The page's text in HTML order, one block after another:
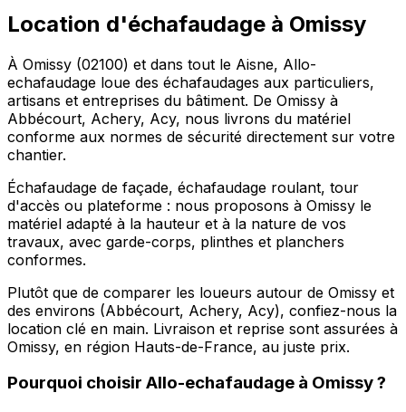
Location d'échafaudage à Omissy
À Omissy (02100) et dans tout le Aisne, Allo-
echafaudage loue des échafaudages aux particuliers,
artisans et entreprises du bâtiment. De Omissy à
Abbécourt, Achery, Acy, nous livrons du matériel
conforme aux normes de sécurité directement sur votre
chantier.
Échafaudage de façade, échafaudage roulant, tour
d'accès ou plateforme : nous proposons à Omissy le
matériel adapté à la hauteur et à la nature de vos
travaux, avec garde-corps, plinthes et planchers
conformes.
Plutôt que de comparer les loueurs autour de Omissy et
des environs (Abbécourt, Achery, Acy), confiez-nous la
location clé en main. Livraison et reprise sont assurées à
Omissy, en région Hauts-de-France, au juste prix.
Pourquoi choisir Allo-echafaudage à Omissy?